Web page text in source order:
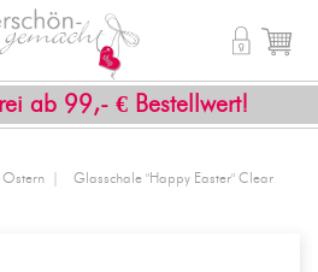
ab 99,- € Bestellwert!
shopping_cart

Ostern
Glasschale "Happy Easter" Clear